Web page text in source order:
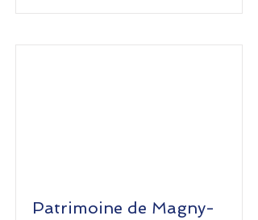
Patrimoine de Magny-